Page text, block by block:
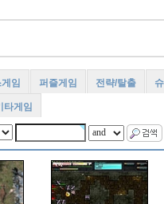
임 퍼즐게임 전략/탈출
타게임